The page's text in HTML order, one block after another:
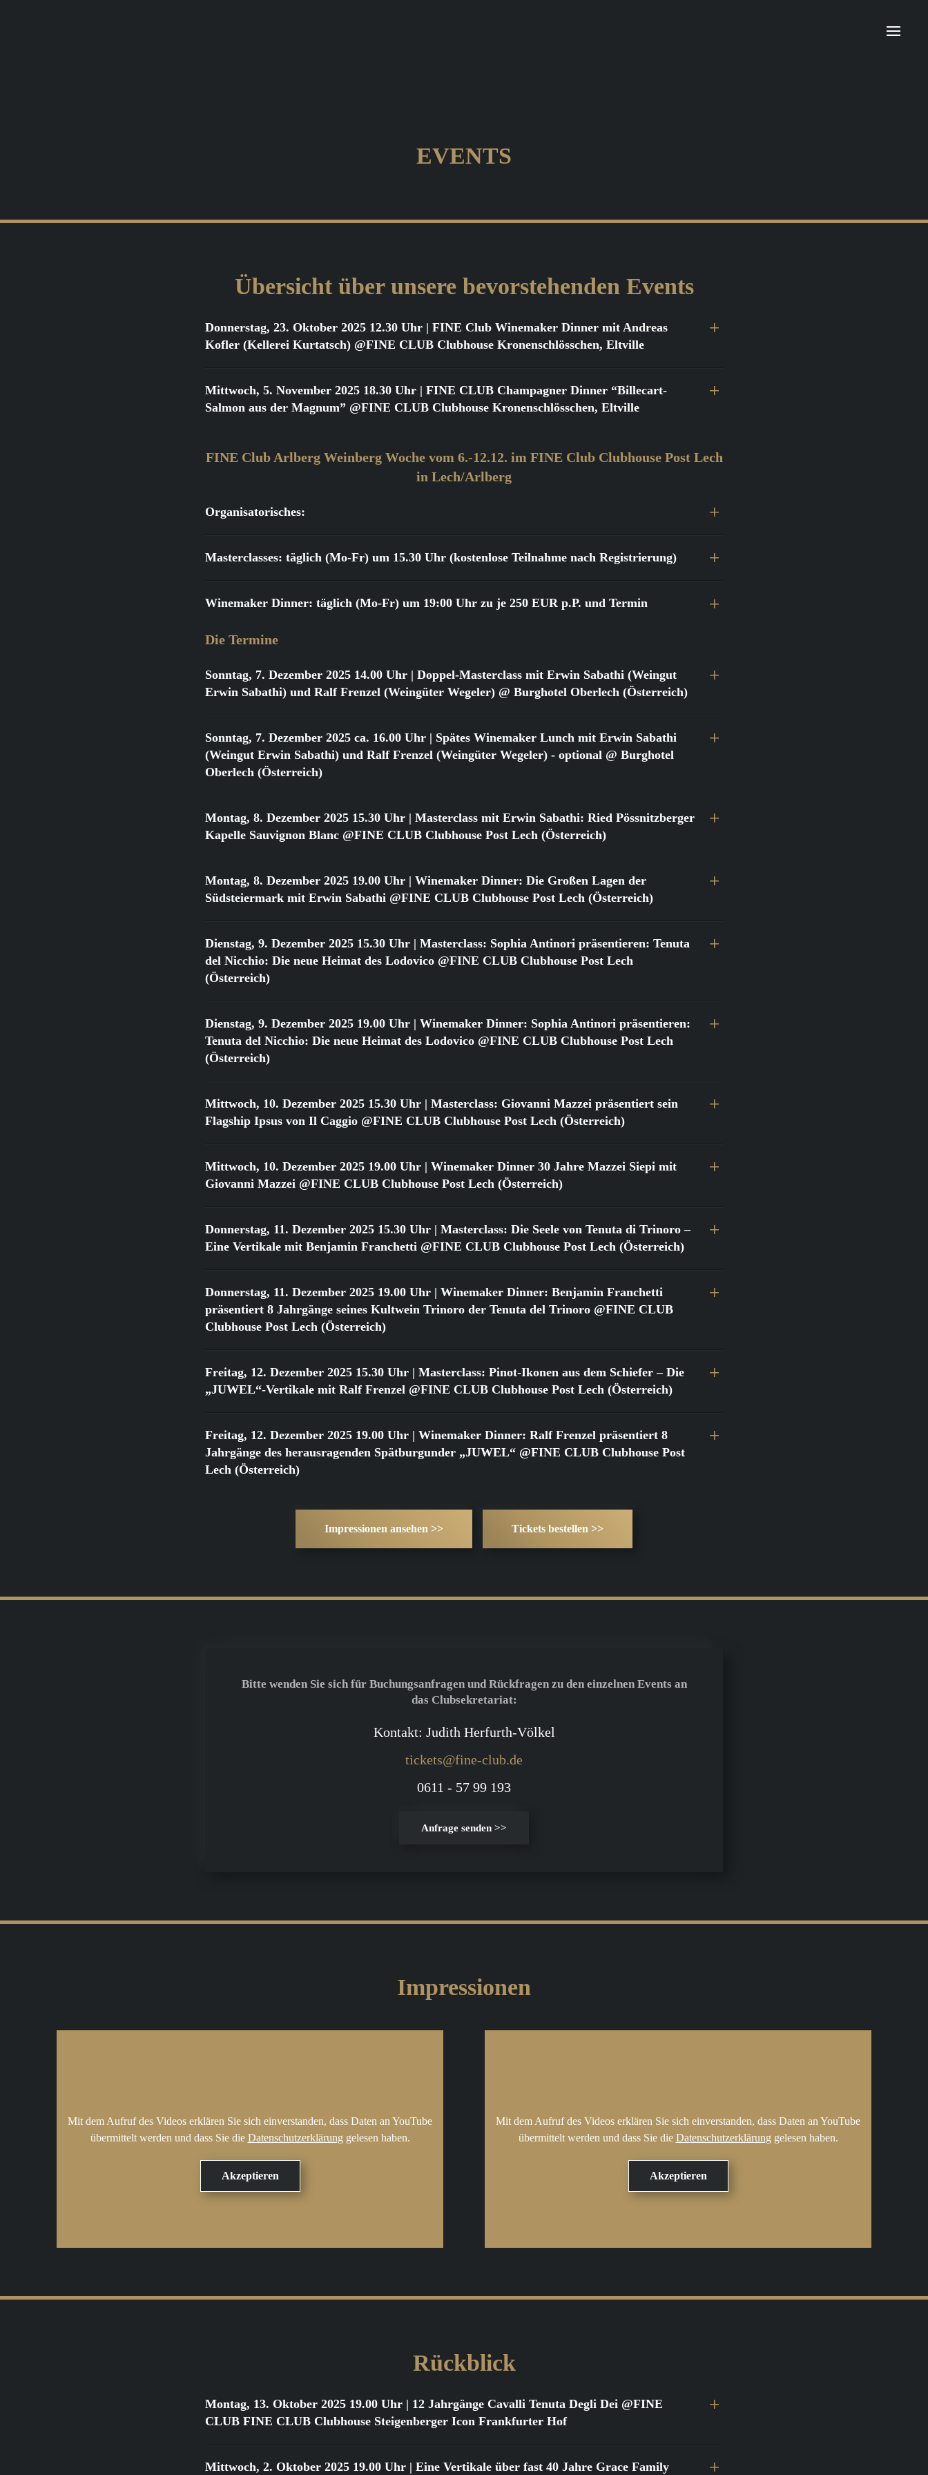
EVENTS
Übersicht über unsere bevorstehenden Events
Donnerstag, 23. Oktober 2025 12.30 Uhr | FINE Club Winemaker Dinner mit Andreas
Kofler (Kellerei Kurtatsch) @FINE CLUB Clubhouse Kronenschlösschen, Eltville
Mittwoch, 5. November 2025 18.30 Uhr | FINE CLUB Champagner Dinner “Billecart-
Salmon aus der Magnum” @FINE CLUB Clubhouse Kronenschlösschen, Eltville
FINE Club Arlberg Weinberg Woche vom 6.-12.12. im FINE Club Clubhouse Post Lech
in Lech/Arlberg
Organisatorisches:
Masterclasses: täglich (Mo-Fr) um 15.30 Uhr (kostenlose Teilnahme nach Registrierung)
Winemaker Dinner: täglich (Mo-Fr) um 19:00 Uhr zu je 250 EUR p.P. und Termin
Die Termine
Sonntag, 7. Dezember 2025 14.00 Uhr | Doppel-Masterclass mit Erwin Sabathi (Weingut
Erwin Sabathi) und Ralf Frenzel (Weingüter Wegeler) @ Burghotel Oberlech (Österreich)
Sonntag, 7. Dezember 2025 ca. 16.00 Uhr | Spätes Winemaker Lunch mit Erwin Sabathi
(Weingut Erwin Sabathi) und Ralf Frenzel (Weingüter Wegeler) - optional @ Burghotel
Oberlech (Österreich)
Montag, 8. Dezember 2025 15.30 Uhr | Masterclass mit Erwin Sabathi: Ried Pössnitzberger
Kapelle Sauvignon Blanc @FINE CLUB Clubhouse Post Lech (Österreich)
Montag, 8. Dezember 2025 19.00 Uhr | Winemaker Dinner: Die Großen Lagen der
Südsteiermark mit Erwin Sabathi @FINE CLUB Clubhouse Post Lech (Österreich)
Dienstag, 9. Dezember 2025 15.30 Uhr | Masterclass: Sophia Antinori präsentieren: Tenuta
del Nicchio: Die neue Heimat des Lodovico @FINE CLUB Clubhouse Post Lech
(Österreich)
Dienstag, 9. Dezember 2025 19.00 Uhr | Winemaker Dinner: Sophia Antinori präsentieren:
Tenuta del Nicchio: Die neue Heimat des Lodovico @FINE CLUB Clubhouse Post Lech
(Österreich)
Mittwoch, 10. Dezember 2025 15.30 Uhr | Masterclass: Giovanni Mazzei präsentiert sein
Flagship Ipsus von Il Caggio @FINE CLUB Clubhouse Post Lech (Österreich)
Mittwoch, 10. Dezember 2025 19.00 Uhr | Winemaker Dinner 30 Jahre Mazzei Siepi mit
Giovanni Mazzei @FINE CLUB Clubhouse Post Lech (Österreich)
Donnerstag, 11. Dezember 2025 15.30 Uhr | Masterclass: Die Seele von Tenuta di Trinoro –
Eine Vertikale mit Benjamin Franchetti @FINE CLUB Clubhouse Post Lech (Österreich)
Donnerstag, 11. Dezember 2025 19.00 Uhr | Winemaker Dinner: Benjamin Franchetti
präsentiert 8 Jahrgänge seines Kultwein Trinoro der Tenuta del Trinoro @FINE CLUB
Clubhouse Post Lech (Österreich)
Freitag, 12. Dezember 2025 15.30 Uhr | Masterclass: Pinot-Ikonen aus dem Schiefer – Die
„JUWEL“-Vertikale mit Ralf Frenzel @FINE CLUB Clubhouse Post Lech (Österreich)
Freitag, 12. Dezember 2025 19.00 Uhr | Winemaker Dinner: Ralf Frenzel präsentiert 8
Jahrgänge des herausragenden Spätburgunder „JUWEL“ @FINE CLUB Clubhouse Post
Lech (Österreich)
Impressionen ansehen >> Tickets bestellen >>
Bitte wenden Sie sich für Buchungsanfragen und Rückfragen zu den einzelnen Events an
das Clubsekretariat:
Kontakt: Judith Herfurth-Völkel
tickets@fine-club.de
0611 - 57 99 193
Anfrage senden >>
Impressionen
Mit dem Aufruf des Videos erklären Sie sich einverstanden, dass Daten an YouTube
übermittelt werden und dass Sie die Datenschutzerklärung gelesen haben.
Mit dem Aufruf des Videos erklären Sie sich einverstanden, dass Daten an YouTube
übermittelt werden und dass Sie die Datenschutzerklärung gelesen haben.
Rückblick
Montag, 13. Oktober 2025 19.00 Uhr | 12 Jahrgänge Cavalli Tenuta Degli Dei @FINE
CLUB FINE CLUB Clubhouse Steigenberger Icon Frankfurter Hof
Mittwoch, 2. Oktober 2025 19.00 Uhr | Eine Vertikale über fast 40 Jahre Grace Family